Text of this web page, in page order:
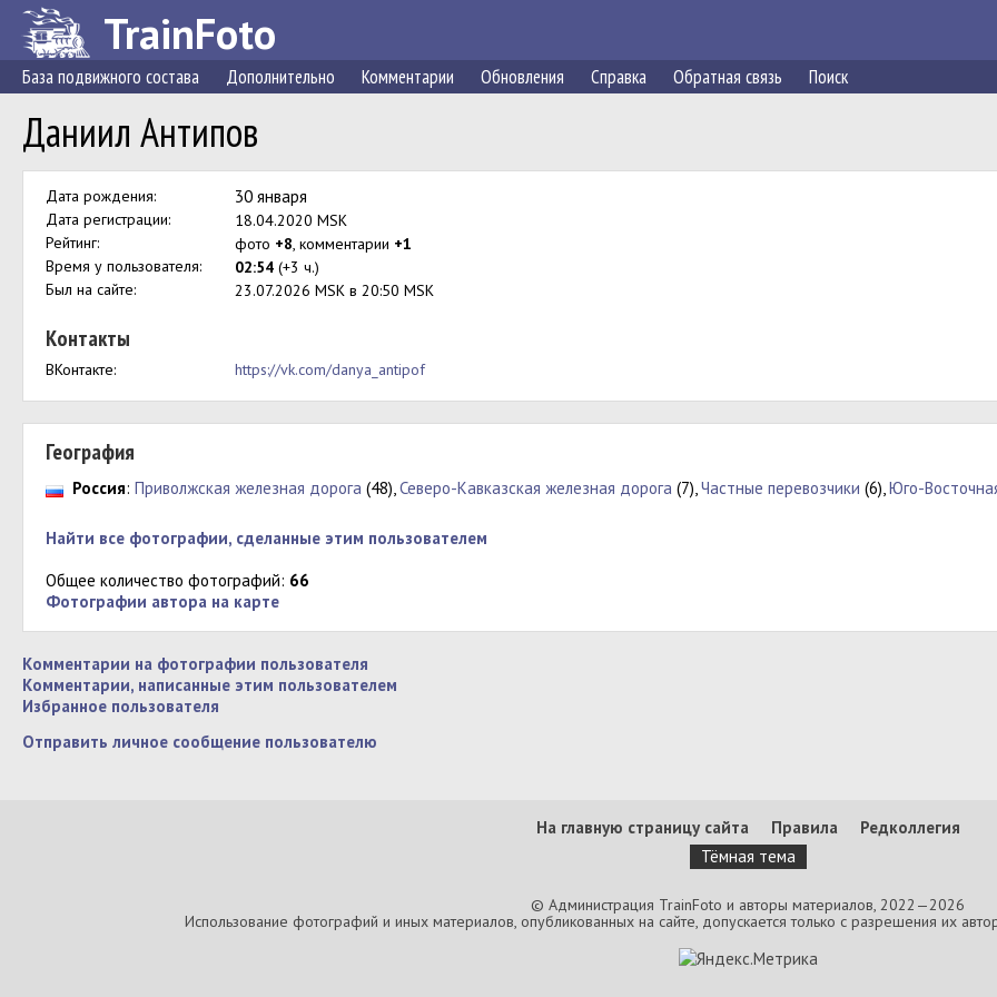
TrainFoto
База подвижного состава Дополнительно Комментарии Обновления Справка Обратная связь Поиск
Даниил Антипов
Дата рождения: 30 января
Дата регистрации:
18.04.2020 MSK
Рейтинг:
фото +8, комментарии +1
Время у пользователя:
02:54 (+3 ч.)
Был на сайте:
23.07.2026 MSK в 20:50 MSK
Контакты
ВКонтакте: https://vk.com/danya_antipof
География
Россия: Приволжская железная дорога (48),Северо-Кавказская железная дорога (7),Частные перевозчики (6),Юго-
Найти все фотографии, сделанные этим пользователем
Общее количество фотографий: 66
Фотографии автора на карте
Комментарии на фотографии пользователя
Комментарии, написанные этим пользователем
Избранное пользователя
Отправить личное сообщение пользователю
На главную страницу сайта Правила
Редколлегия
Тёмная тема
© Администрация TrainFoto и авторы материалов, 2022—2026
Использование фотографий и иных материалов, опубликованных на сайте, допускается только с разрешения их